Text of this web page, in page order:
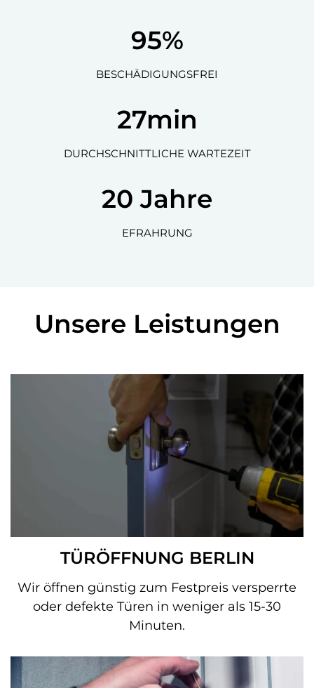
95%
BESCHÄDIGUNGSFREI
27min
DURCHSCHNITTLICHE WARTEZEIT
20 Jahre
EFRAHRUNG
Unsere Leistungen
TÜRÖFFNUNG BERLIN
Wir öffnen günstig zum Festpreis versperrte
oder defekte Türen in weniger als 15-30
Minuten.